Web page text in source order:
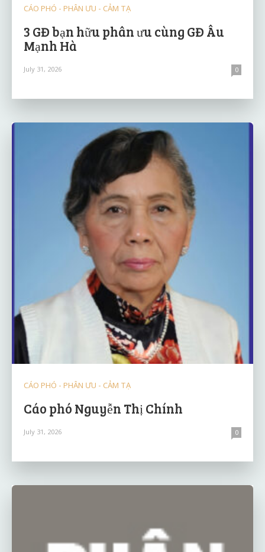
CÁO PHÓ - PHÂN ƯU - CẢM TẠ
3 GĐ bạn hữu phân ưu cùng GĐ Âu
Mạnh Hà
July 31, 2026 0
CÁO PHÓ - PHÂN ƯU - CẢM TẠ
Cáo phó Nguyễn Thị Chính
July 31, 2026 0